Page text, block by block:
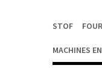
STOF
MACHINES